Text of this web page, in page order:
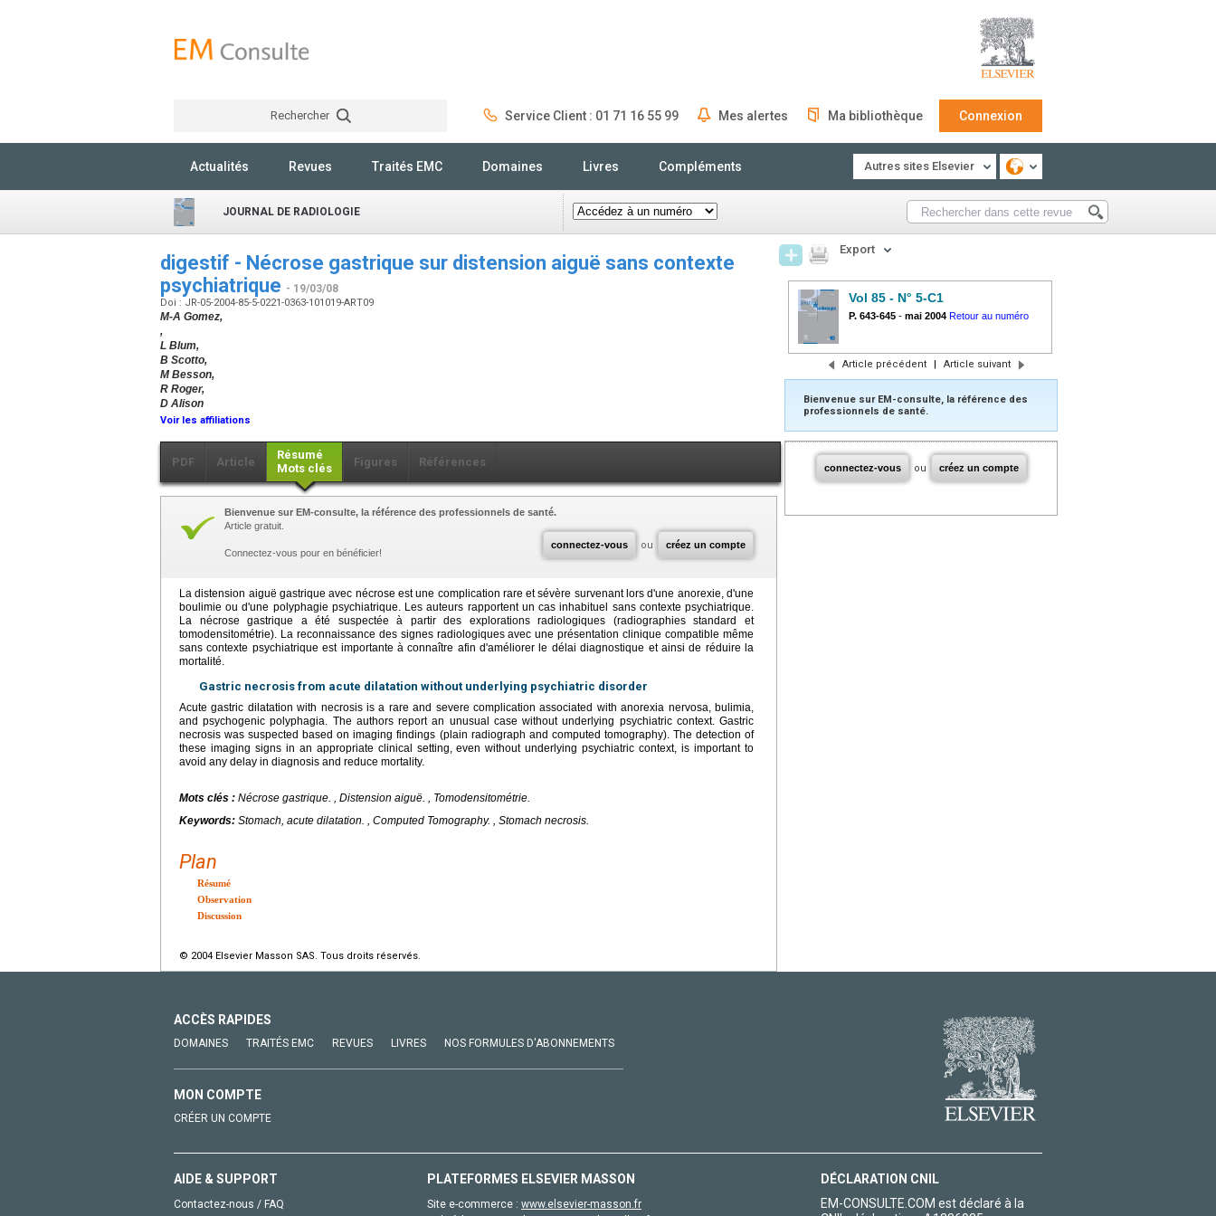
Rechercher Service Client : 01 71 16 55 99 Mes alertes Ma bibliothèque Connexion
Actualités Revues Traités EMC Domaines Livres Compléments Autres sites Elsevier
JOURNAL DE RADIOLOGIE
digestif - Nécrose gastrique sur distension aiguë sans contexte
psychiatrique - 19/03/08
Doi : JR-05-2004-85-5-0221-0363-101019-ART09
M-A Gomez,
,
L Blum,
B Scotto,
M Besson,
R Roger,
D Alison
Voir les affiliations
PDF Article
Résumé
Mots clés
Figures Références
connectez-vous ou créez un compte
Bienvenue sur EM-consulte, la référence des professionnels de santé.
Article gratuit.
Connectez-vous pour en bénéficier!
La distension aiguë gastrique avec nécrose est une complication rare et sévère survenant lors d'une anorexie, d'une
boulimie ou d'une polyphagie psychiatrique. Les auteurs rapportent un cas inhabituel sans contexte psychiatrique.
La nécrose gastrique a été suspectée à partir des explorations radiologiques (radiographies standard et
tomodensitométrie). La reconnaissance des signes radiologiques avec une présentation clinique compatible même
sans contexte psychiatrique est importante à connaître afin d'améliorer le délai diagnostique et ainsi de réduire la
mortalité.
Gastric necrosis from acute dilatation without underlying psychiatric disorder
Acute gastric dilatation with necrosis is a rare and severe complication associated with anorexia nervosa, bulimia,
and psychogenic polyphagia. The authors report an unusual case without underlying psychiatric context. Gastric
necrosis was suspected based on imaging findings (plain radiograph and computed tomography). The detection of
these imaging signs in an appropriate clinical setting, even without underlying psychiatric context, is important to
avoid any delay in diagnosis and reduce mortality.
Mots clés : Nécrose gastrique. , Distension aiguë. , Tomodensitométrie.
Keywords: Stomach, acute dilatation. , Computed Tomography. , Stomach necrosis.
Plan
Résumé
Observation
Discussion
© 2004 Elsevier Masson SAS. Tous droits réservés.
Export
Vol 85 - N° 5-C1
P. 643-645 - mai 2004 Retour au numéro
Article précédent | Article suivant
Bienvenue sur EM-consulte, la référence des
professionnels de santé.
connectez-vous ou créez un compte
ACCÈS RAPIDES
DOMAINES TRAITÉS EMC REVUES LIVRES NOS FORMULES D'ABONNEMENTS
MON COMPTE
CRÉER UN COMPTE
AIDE & SUPPORT
Contactez-nous / FAQ
PLATEFORMES ELSEVIER MASSON
Site e-commerce : www.elsevier-masson.fr
DÉCLARATION CNIL
EM-CONSULTE.COM est déclaré à la